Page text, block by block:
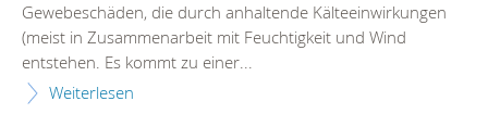
Gewebeschäden, die durch anhaltende Kälteeinwirkungen
(meist in Zusammenarbeit mit Feuchtigkeit und Wind
entstehen. Es kommt zu einer...
Weiterlesen